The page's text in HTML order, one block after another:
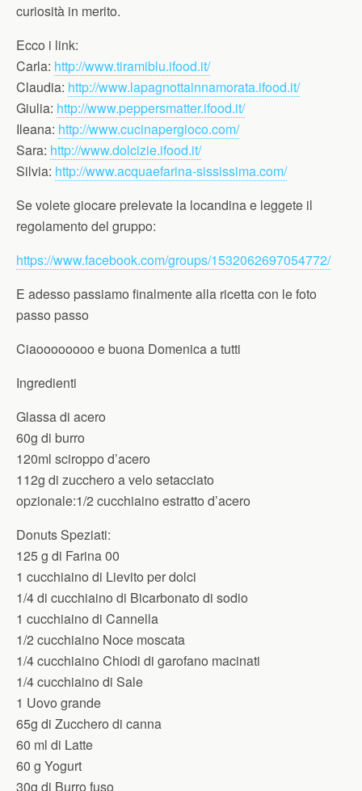
curiosità in merito.
Ecco i link:
Carla: http://www.tiramiblu.ifood.it/
Claudia: http://www.lapagnottainnamorata.ifood.it/
Giulia: http://www.peppersmatter.ifood.it/
Ileana: http://www.cucinapergioco.com/
Sara: http://www.dolcizie.ifood.it/
Silvia: http://www.acquaefarina-sississima.com/
Se volete giocare prelevate la locandina e leggete il
regolamento del gruppo:
https://www.facebook.com/groups/1532062697054772/
E adesso passiamo finalmente alla ricetta con le foto
passo passo
Ciaoooooooo e buona Domenica a tutti
Ingredienti
Glassa di acero
60g di burro
120ml sciroppo d’acero
112g di zucchero a velo setacciato
opzionale:1/2 cucchiaino estratto d’acero
Donuts Speziati:
125 g di Farina 00
1 cucchiaino di Lievito per dolci
1/4 di cucchiaino di Bicarbonato di sodio
1 cucchiaino di Cannella
1/2 cucchiaino Noce moscata
1/4 cucchiaino Chiodi di garofano macinati
1/4 cucchiaino di Sale
1 Uovo grande
65g di Zucchero di canna
60 ml di Latte
60 g Yogurt
30g di Burro fuso